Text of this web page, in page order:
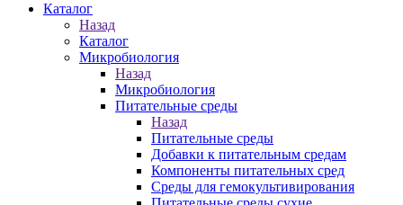
Каталог
Назад
Каталог
Микробиология
Назад
Микробиология
Питательные среды
Назад
Питательные среды
Добавки к питательным средам
Компоненты питательных сред
Среды для гемокультивирования